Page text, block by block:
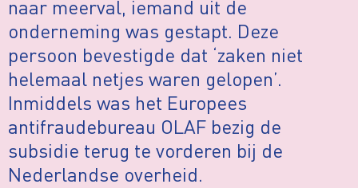
naar meerval, iemand uit de
onderneming was gestapt. Deze
persoon bevestigde dat ‘zaken niet
helemaal netjes waren gelopen’.
Inmiddels was het Europees
antifraudebureau OLAF bezig de
subsidie terug te vorderen bij de
Nederlandse overheid.